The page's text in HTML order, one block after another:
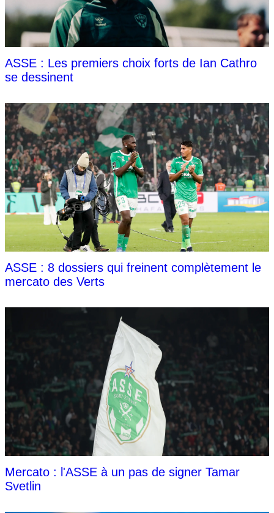
ASSE : Les premiers choix forts de Ian Cathro
se dessinent
ASSE : 8 dossiers qui freinent complètement le
mercato des Verts
Mercato : l'ASSE à un pas de signer Tamar
Svetlin